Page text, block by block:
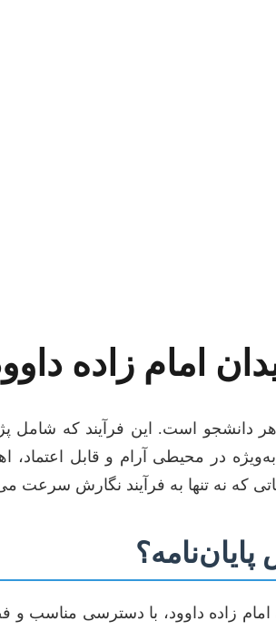
امام زاده
دانشجو است. این فرآیند که
در محیطی آرام و قابل اعتماد،
نه تنها به فرآیند نگارش سرعت
زاده داوود، با دسترسی مناسب